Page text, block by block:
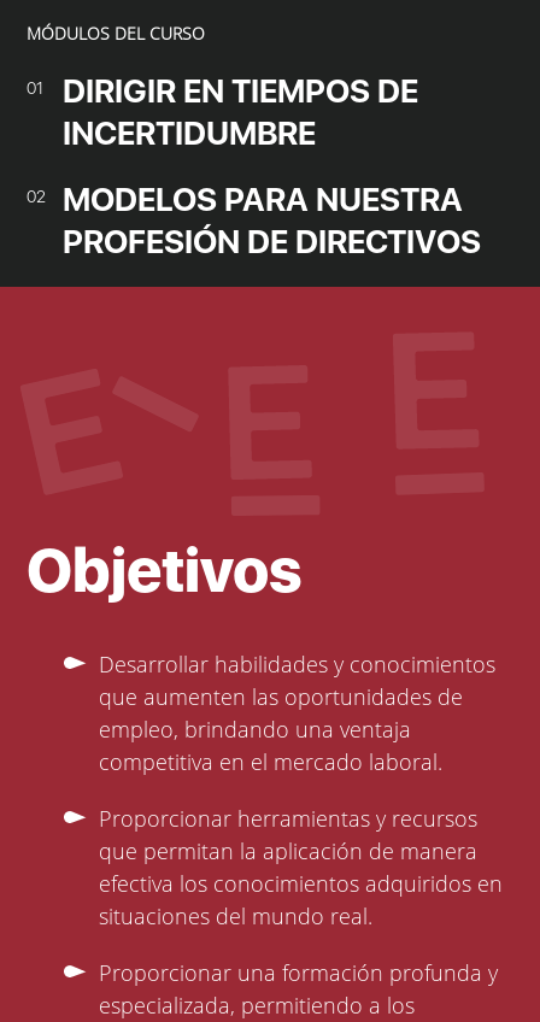
MÓDULOS DEL CURSO
01
DIRIGIR EN TIEMPOS DE
INCERTIDUMBRE
02
MODELOS PARA NUESTRA
PROFESIÓN DE DIRECTIVOS
Objetivos
Desarrollar habilidades y conocimientos
que aumenten las oportunidades de
empleo, brindando una ventaja
competitiva en el mercado laboral.
Proporcionar herramientas y recursos
que permitan la aplicación de manera
efectiva los conocimientos adquiridos en
situaciones del mundo real.
Proporcionar una formación profunda y
especializada, permitiendo a los